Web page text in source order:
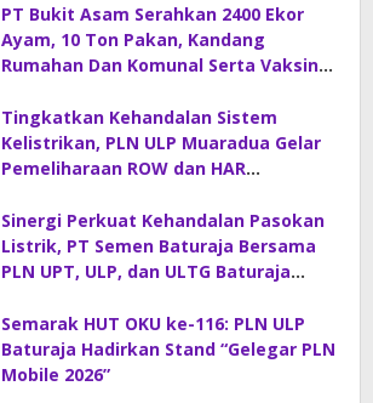
PT Bukit Asam Serahkan 2400 Ekor
Ayam, 10 Ton Pakan, Kandang
Rumahan Dan Komunal Serta Vaksin
Tingkatkan Kehandalan Sistem
Kelistrikan, PLN ULP Muaradua Gelar
Pemeliharaan ROW dan HAR
Sinergi Perkuat Kehandalan Pasokan
Listrik, PT Semen Baturaja Bersama
PLN UPT, ULP, dan ULTG Baturaja
Semarak HUT OKU ke-116: PLN ULP
Baturaja Hadirkan Stand “Gelegar PLN
Mobile 2026”